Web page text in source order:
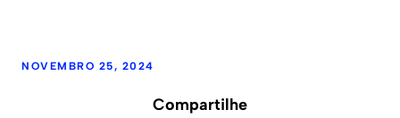
NOVEMBRO 25, 2024
Compartilhe